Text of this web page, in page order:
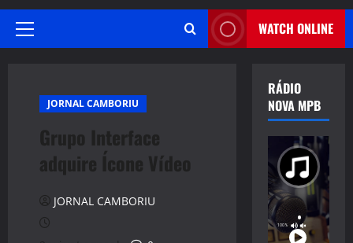
Primary
WATCH ONLINE
JORNAL CAMBORIU
Grupo Interface
adquire Ícone Vídeo
JORNAL CAMBORIU
RÁDIO
NOVA MPB